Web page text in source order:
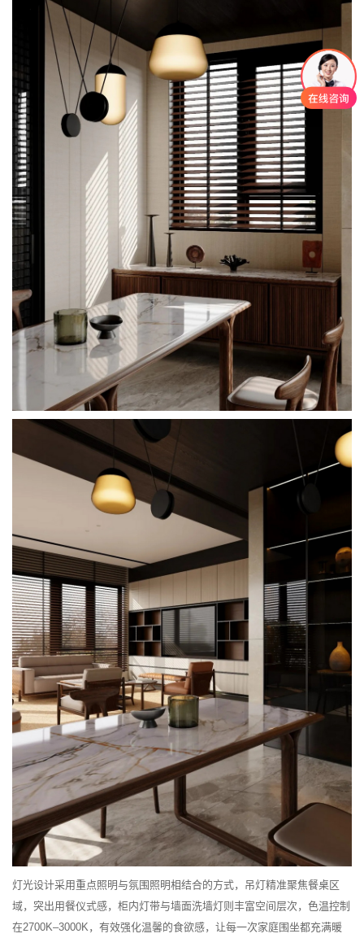
灯光设计采用重点照明与氛围照明相结合的方式，吊灯精准聚焦餐桌区
域，突出用餐仪式感，柜内灯带与墙面洗墙灯则丰富空间层次，色温控制
在2700K–3000K，有效强化温馨的食欲感，让每一次家庭围坐都充满暖